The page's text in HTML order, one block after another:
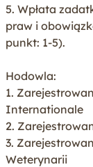
5. Wpłata
praw i
punkt: 1-5).
Hodowla:
1.
Internationale
2.
3.
Weterynarii